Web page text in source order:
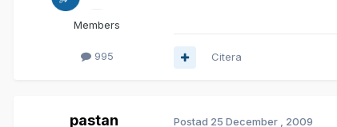
Members
995 Citera
pastan Postad 25 December , 2009